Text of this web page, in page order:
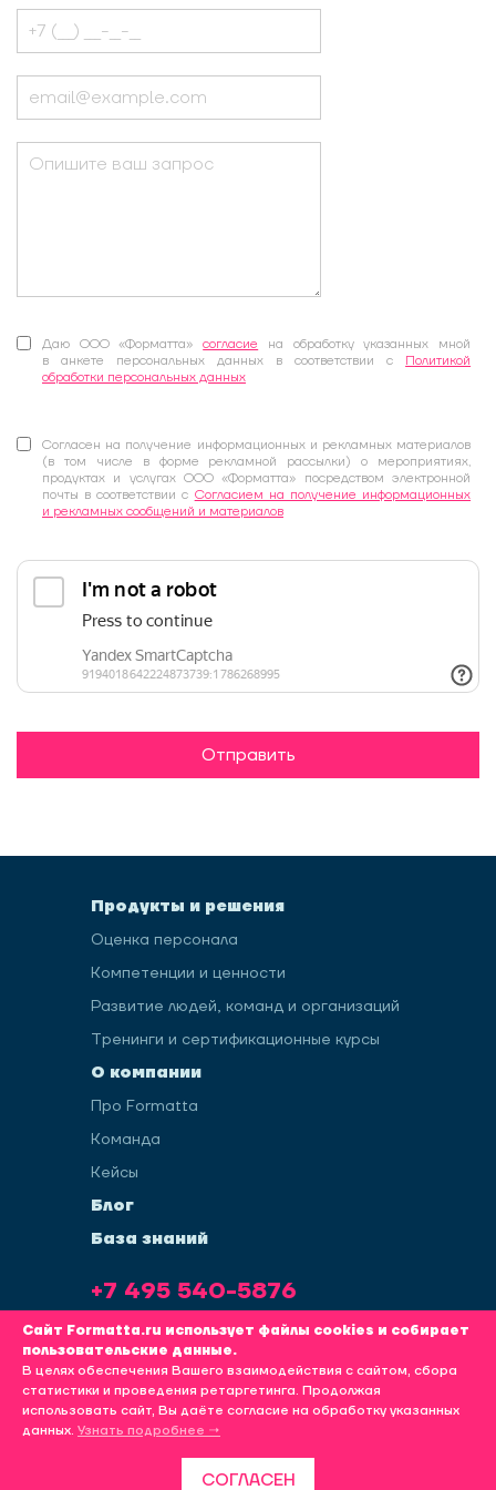
Даю ООО «Форматта»согласие на обработку указанных мной
в анкете персональных данных в соответствии с Политикой
обработки персональных данных
Согласен на получение информационных и рекламных материалов
(в том числе в форме рекламной рассылки) о мероприятиях,
продуктах и услугах ООО «Форматта» посредством электронной
почты в соответствии с Согласием на получение информационных
и рекламных сообщений и материалов
Отправить
Продукты и решения
Оценка персонала
Компетенции и ценности
Развитие людей, команд и организаций
Тренинги и сертификационные курсы
О компании
Про Formatta
Команда
Кейсы
Блог
База знаний
+7 495 540-5876
info@formatta.ru
Политика обработки пользовательских данных
© FORMATTA 2008-2026
ПРОДВИЖЕНИЕ САЙТАKINETICA
Сайт Formatta.ru использует файлы cookies и собирает
пользовательские данные.
В целях обеспечения Вашего взаимодействия с сайтом, сбора
статистики и проведения ретаргетинга. Продолжая
использовать сайт, Вы даёте согласие на обработку указанных
данных. Узнать подробнее →
СОГЛАСЕН